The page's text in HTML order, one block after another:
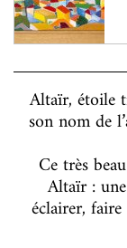
Altaïr, étoile
son nom de
Ce très
Altaïr :
éclairer,